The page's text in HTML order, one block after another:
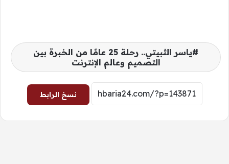
ياسر الثبيتي.. رحلة 25 عامًا من الخبرة بين
التصميم وعالم الإنترنت
نسخ الرابط